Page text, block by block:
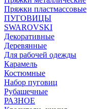
Пряжки пластмассовые
ПУГОВИЦЫ
SWAROVSKI
Декоративные
Деревянные
Для рабочей одежды
Карамель
Костюмные
Набор пуговиц
Рубашечные
РАЗНОЕ